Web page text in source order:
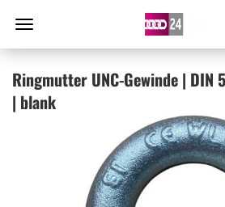
Ring­mut­ter UNC-​Gewinde | DIN
| blank